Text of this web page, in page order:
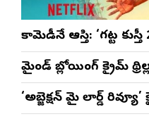
కామెడీనే ఆస్తి: ‘గట్ట
మైండ్ బ్లోయింగ్ క్రైమ్
‘అబ్జెక్ష‌న్ మై లార్డ్